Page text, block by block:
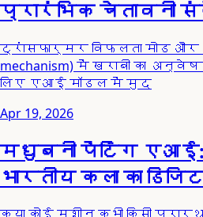
प्रारंभिक चेतावनी
ट्रांसफार्मर विफलता मोड और
mechanism) में खराबी का
लिए एआई मॉडल में मुद
Apr 19, 2026
मधुबनी पेंटिंग एआई:
भारतीय कला का